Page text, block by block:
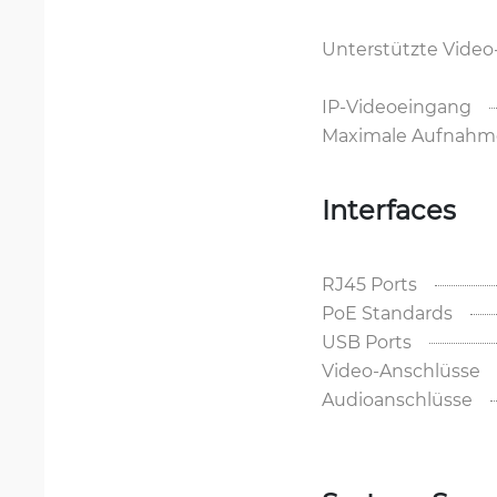
Unterstützte
IP-Videoeingang
Maximale
Interfaces
RJ45 Ports
PoE Standards
USB Ports
Video-Anschlüsse
Audioanschlüsse